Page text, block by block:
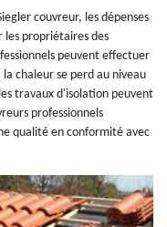
couvreur, les dépenses
les propriétaires des
peuvent effectuer
chaleur se perd au niveau
travaux d'isolation peuvent
professionnels
qualité en conformité avec